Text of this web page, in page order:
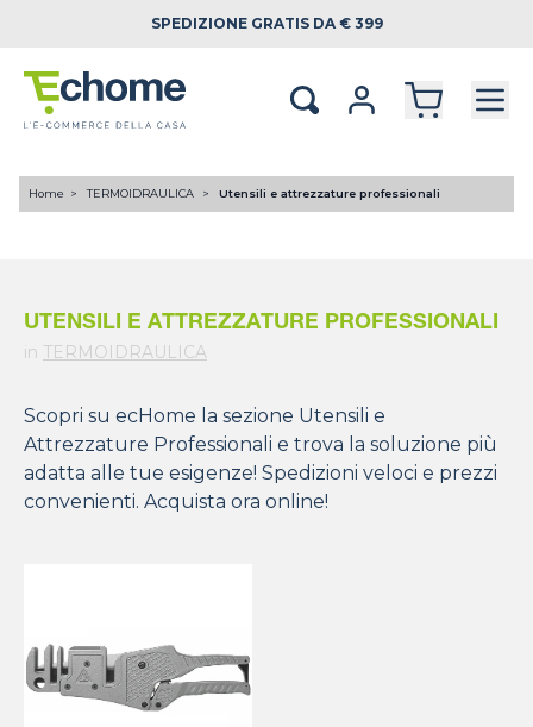
SPEDIZIONE GRATIS DA € 399
Home TERMOIDRAULICA Utensili e attrezzature professionali
UTENSILI E ATTREZZATURE PROFESSIONALI
in TERMOIDRAULICA
Scopri su ecHome la sezione Utensili e
Attrezzature Professionali e trova la soluzione più
adatta alle tue esigenze! Spedizioni veloci e prezzi
convenienti. Acquista ora online!